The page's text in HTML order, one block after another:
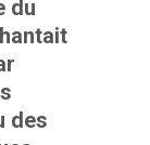
du
des